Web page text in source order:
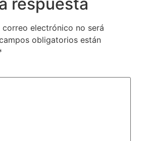
electrónico no será
obligatorios están